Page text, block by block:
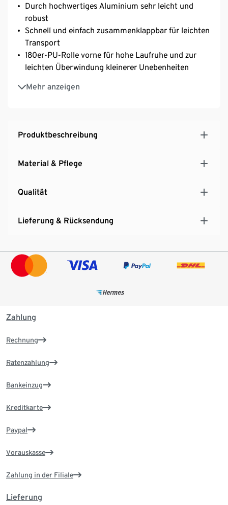
Durch hochwertiges Aluminium sehr leicht und
robust
Schnell und einfach zusammenklappbar für leichten
Transport
180er-PU-Rolle vorne für hohe Laufruhe und zur
leichten Überwindung kleinerer Unebenheiten
Mehr anzeigen
Umklappbarer, höhenjustierbarer Lenker, ca. 68 –
74 cm – perfekt an die aktuelle Körpergröße
ABEC5-Kugellager
Max. Benutzergewicht 100 kg
Produktbeschreibung
Material & Pflege
Qualität
Lieferung & Rücksendung
Zahlung
Rechnung
Ratenzahlung
Bankeinzug
Kreditkarte
Paypal
Vorauskasse
Zahlung in der Filiale
Lieferung